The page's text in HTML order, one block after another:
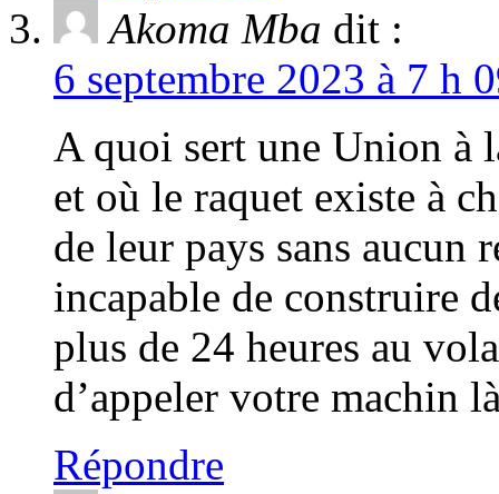
Akoma Mba dit :
6 septembre 2023 à 7 h
A quoi sert une Union à
et où le raquet existe à
de leur pays sans aucun
incapable de construire
plus de 24 heures au
d’appeler votre machin
Répondre